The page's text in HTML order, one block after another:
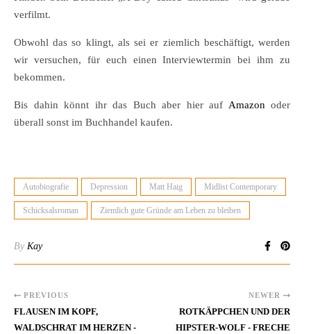
verfilmt.
Obwohl das so klingt, als sei er ziemlich beschäftigt, werden
wir versuchen, für euch einen Interviewtermin bei ihm zu
bekommen.
Bis dahin könnt ihr das Buch aber hier auf Amazon oder
überall sonst im Buchhandel kaufen.
Autobiografie Depression Matt Haig Midlist Contemporary
Schicksalsroman Ziemlich gute Gründe am Leben zu bleiben
By Kay
PREVIOUS
FLAUSEN IM KOPF,
WALDSCHRAT IM HERZEN -
NEWER
ROTKÄPPCHEN UND DER
HIPSTER-WOLF - FRECHE